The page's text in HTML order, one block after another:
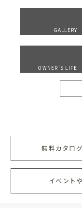
GALLERY
OWNER'S LIFE
無料カタロ
イベント